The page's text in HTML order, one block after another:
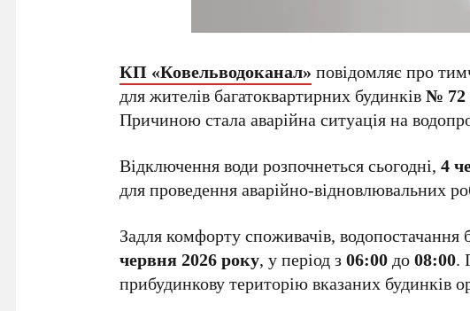
КП «Ковельводоканал» повідомляє про
для жителів багатоквартирних будинків№ 72
Причиною стала аварійна ситуація на
Відключення води розпочнеться сьогодні,4
для проведення аварійно-відновлювальних
Задля комфорту споживачів, водопостачання
червня 2026 року, у період з06:00до08:00.
прибудинкову територію вказаних будинків